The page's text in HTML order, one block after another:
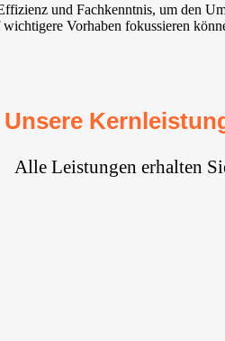
und Fachkenntnis, um den
Vorhaben fokussieren
Unsere
Alle Leistungen erhalten